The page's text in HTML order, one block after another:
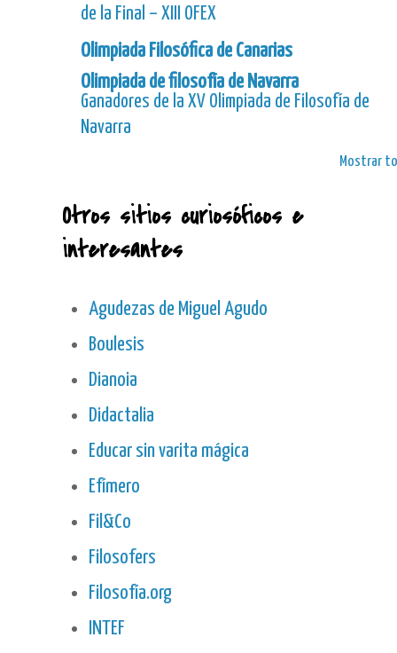
de la Final – XIII OFEX
Olimpiada Filosófica de Canarias
Olimpiada de filosofía de Navarra
Ganadores de la XV Olimpiada de Filosofía de
Navarra
Mostrar
Otros sitios curiosóficos e
interesantes
Agudezas de Miguel Agudo
Boulesis
Dianoia
Didactalia
Educar sin varita mágica
Efímero
Fil&Co
Filosofers
Filosofía.org
INTEF